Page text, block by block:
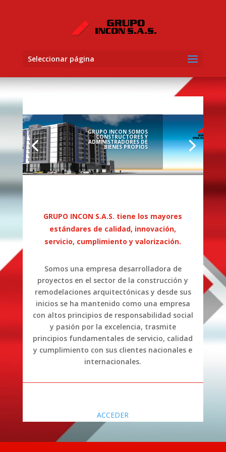
Seleccionar página
GRUPO INCON SOMOS
CONSTRUCTORES Y
ADMINISTRADORES DE
BIENES PROPIOS
GRUPO INCON S.A.S. tiene los mayores
estándares de calidad, innovación,
servicio, cumplimiento y valorización.
Somos una empresa desarrolladora de
proyectos en el sector de la construcción y
remodelaciones arquitectónicas y desde sus
inicios se ha mantenido como una empresa
con altos principios de responsabilidad social
y pasión por la excelencia, trasmite
principios fundamentales de servicio, calidad
y cumplimiento con sus clientes nacionales e
internacionales.
ACCEDER